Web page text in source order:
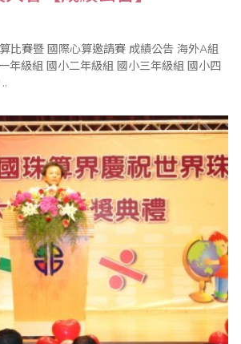
年級組 國小五年級組 ..